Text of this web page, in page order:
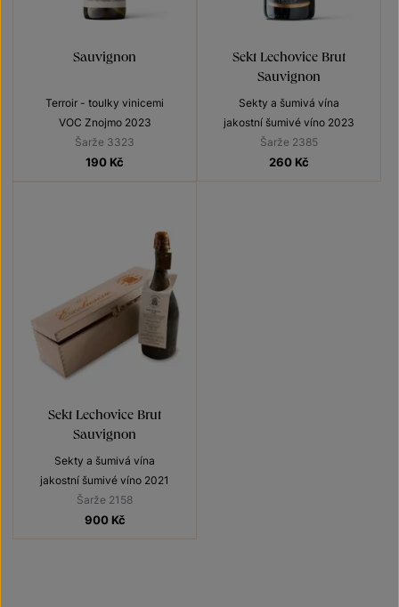
Sauvignon
Terroir - toulky vinicemi
VOC Znojmo 2023
Šarže 3323
190 Kč
Sekt Lechovice Brut
Sauvignon
Sekty a šumivá vína
jakostní šumivé víno 2023
Šarže 2385
260 Kč
Sekt Lechovice Brut
Sauvignon
Sekty a šumivá vína
jakostní šumivé víno 2021
Šarže 2158
900 Kč